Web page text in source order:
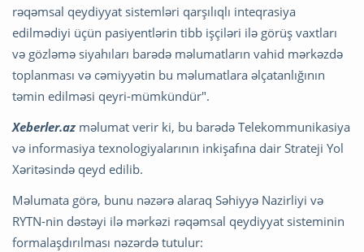
rəqəmsal qeydiyyat sistemləri qarşılıqlı inteqrasiya
edilmədiyi üçün pasiyentlərin tibb işçiləri ilə görüş vaxtları
və gözləmə siyahıları barədə məlumatların vahid mərkəzdə
toplanması və cəmiyyətin bu məlumatlara əlçatanlığının
təmin edilməsi qeyri-mümkündür".
Xeberler.az məlumat verir ki, bu barədə Telekommunikasiya
və informasiya texnologiyalarının inkişafına dair Strateji Yol
Xəritəsində qeyd edilib.
Məlumata görə, bunu nəzərə alaraq Səhiyyə Nazirliyi və
RYTN-nin dəstəyi ilə mərkəzi rəqəmsal qeydiyyat sisteminin
formalaşdırılması nəzərdə tutulur: